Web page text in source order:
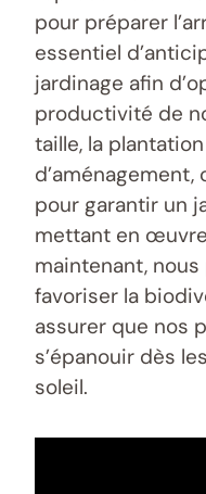
pour préparer
essentiel
jardinage afin
productivité de
taille, la
pour garantir un
mettant en
maintenant,
favoriser la
assurer que nos
s’épanouir dès
soleil.